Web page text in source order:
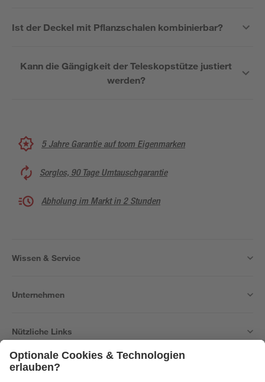
Ist der Deckel mit Pflanzschalen kombinierbar?
Kann die Gängigkeit der Teleskopstütze justiert
werden?
5 Jahre Garantie auf toom Eigenmarken
Sorglos, 90 Tage Umtauschgarantie
Abholung im Markt in 2 Stunden
Wissen & Service
Unternehmen
Nützliche Links